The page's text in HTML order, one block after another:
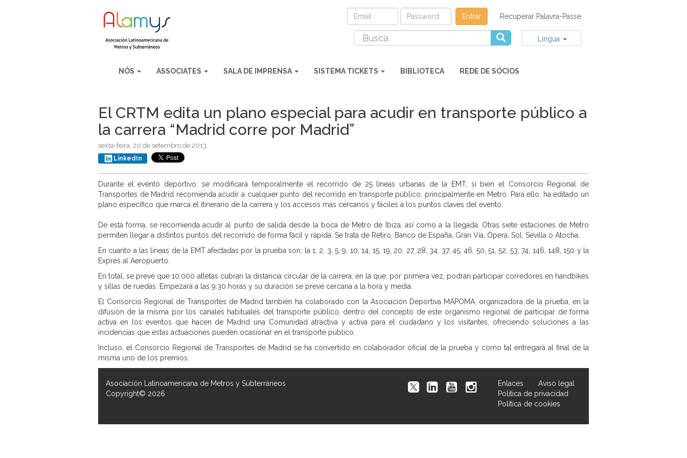
Entrar Recuperar Palavra-Passe
Lingua
NÓS ASSOCIATES SALA DE IMPRENSA SISTEMA TICKETS BIBLIOTECA REDE DE SÓCIOS
El CRTM edita un plano especial para acudir en transporte público a
la carrera “Madrid corre por Madrid”
sexta-feira, 20 de setembro de 2013
LinkedIn
Durante el evento deportivo, se modificará temporalmente el recorrido de 25 líneas urbanas de la EMT, si bien el Consorcio Regional de
Transportes de Madrid recomienda acudir a cualquier punto del recorrido en transporte público, principalmente en Metro. Para ello, ha editado un
plano específico que marca el itinerario de la carrera y los accesos más cercanos y fáciles a los puntos claves del evento.
De esta forma, se recomienda acudir al punto de salida desde la boca de Metro de Ibiza, así como a la llegada. Otras siete estaciones de Metro
permiten llegar a distintos puntos del recorrido de forma fácil y rápida. Se trata de Retiro, Banco de España, Gran Vía, Ópera, Sol, Sevilla o Atocha.
En cuanto a las líneas de la EMT afectadas por la prueba son: la 1, 2, 3, 5, 9, 10, 14, 15, 19, 20, 27, 28, 34, 37, 45, 46, 50, 51, 52, 53, 74, 146, 148, 150 y la
Exprés al Aeropuerto.
En total, se prevé que 10.000 atletas cubran la distancia circular de la carrera, en la que, por primera vez, podrán participar corredores en handbikes
y sillas de ruedas. Empezará a las 9:30 horas y su duración se prevé cercana a la hora y media.
El Consorcio Regional de Transportes de Madrid también ha colaborado con la Asociación Deportiva MAPOMA, organizadora de la prueba, en la
difusión de la misma por los canales habituales del transporte público, dentro del concepto de este organismo regional de participar de forma
activa en los eventos que hacen de Madrid una Comunidad atractiva y activa para el ciudadano y los visitantes, ofreciendo soluciones a las
incidencias que estas actuaciones pueden ocasionar en el transporte público.
Incluso, el Consorcio Regional de Transportes de Madrid se ha convertido en colaborador oficial de la prueba y como tal entregará al final de la
misma uno de los premios.
Asociación Latinoamericana de Metros y Subterráneos
Copyright© 2026
Enlaces
Aviso legal
Política de privacidad
Política de cookies